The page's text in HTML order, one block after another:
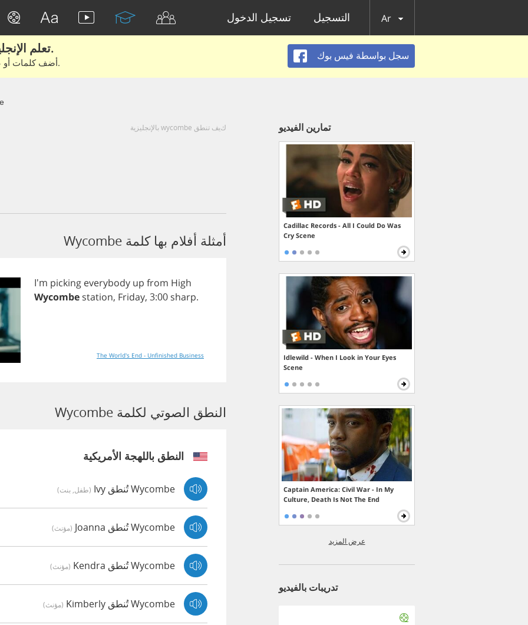
تسجيل الدخول التسجيل Ar
تعلم الإنجليزية الحقيقية من الأفلام والكتب.
أضف كلمات أو عبارات للتعلم والتدريب مع متعلمين آخرين.
سجل بواسطة فيس بوك
كيف تنطق wycombe بالإنجليزية
أمثلة أفلام بها كلمة Wycombe
I'm picking everybody up from High
Wycombe station, Friday, 3:00 sharp.
The World's End - Unfinished Business
النطق الصوتي لكلمة Wycombe
النطق باللهجة الأمريكية
Wycombe تُنطق Ivy (طفل, بنت)
Wycombe تُنطق Joanna (مؤنث)
Wycombe تُنطق Kendra (مؤنث)
Wycombe تُنطق Kimberly (مؤنث)
تمارين الفيديو
Cadillac Records - All I Could Do Was
Cry Scene
Idlewild - When I Look in Your Eyes
Scene
Captain America: Civil War - In My
Culture, Death Is Not The End
عرض المزيد
تدريبات بالفيديو